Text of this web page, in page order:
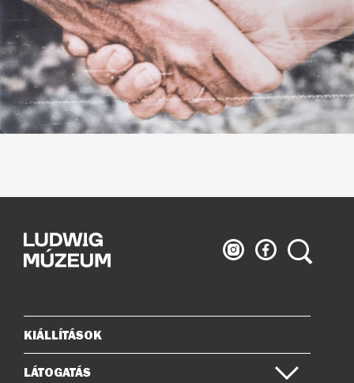
Ludwig
Múzeum
Ludwig
Múzeum
Keresés
Oldaltérkép
KIÁLLÍTÁSOK
LÁTOGATÁS